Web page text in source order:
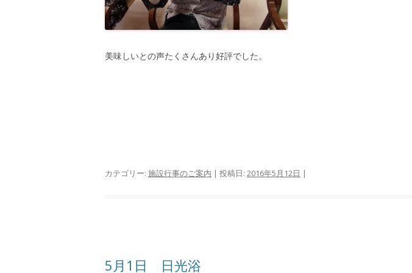
美味しいとの声たくさんあり好評でした。
カテゴリー: 施設行事のご案内 | 投稿日: 2016年5月12日 |
5月1日 日光浴